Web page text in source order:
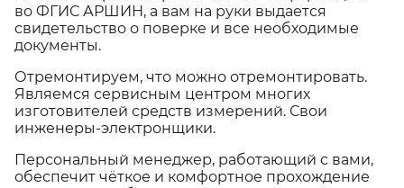
во ФГИС АРШИН, а вам на руки выдается
свидетельство о поверке и все необходимые
документы.
Отремонтируем, что можно отремонтировать.
Являемся сервисным центром многих
изготовителей средств измерений. Свои
инженеры-электронщики.
Персональный менеджер, работающий с вами,
обеспечит чёткое и комфортное прохождение